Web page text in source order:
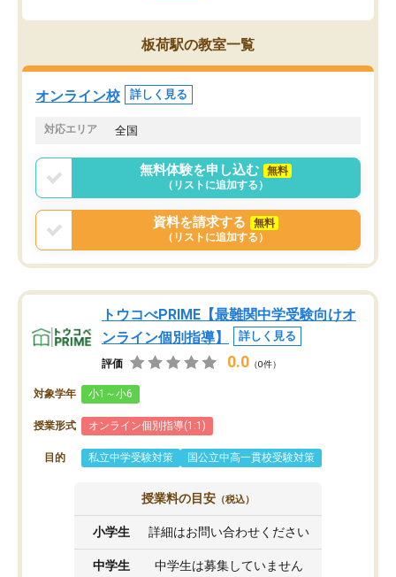
板荷駅の教室一覧
オンライン校 詳しく見る
対応エリア 全国
無料体験を申し込む
無料
（リストに追加する）
資料を請求する
無料
（リストに追加する）
トウコべPRIME【最難関中学受験向けオ
ンライン個別指導】
詳しく見る
評価 0.0 （0件）
対象学年 小1～小6
授業形式 オンライン個別指導(1:1)
目的 私立中学受験対策 国公立中高一貫校受験対策
授業料の目安 （税込）
小学生 詳細はお問い合わせください
中学生 中学生は募集していません